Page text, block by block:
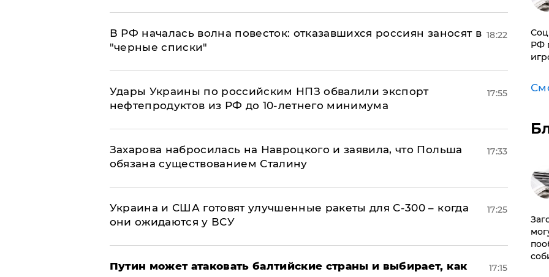
​В РФ началась волна повесток: отказавшихся россиян заносят в
"черные списки"
18:22
Удары Украины по российским НПЗ обвалили экспорт
нефтепродуктов из РФ до 10-летнего минимума
17:55
​Захарова набросилась на Навроцкого и заявила, что Польша
обязана существованием Сталину
17:33
Украина и США готовят улучшенные ракеты для С-300 – когда
они ожидаются у ВСУ
17:25
Путин может атаковать балтийские страны и выбирает, как
17:15
РФ